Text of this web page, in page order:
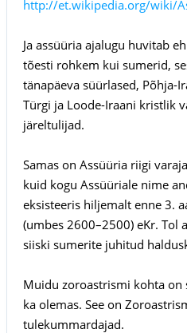
http://et.wikipedia.org/wiki/
Ja assüüria ajalugu huvitab
tõesti rohkem kui sumerid,
tänapäeva süürlased, Põhja-
Türgi ja Loode-Iraani kristlik
järeltulijad.
Samas on Assüüria riigi
kuid kogu Assüüriale nime
eksisteeris hiljemalt enne 3.
(umbes 2600–2500) eKr. Tol
siiski sumerite juhitud
Muidu zoroastrismi kohta on
ka olemas. See on
tulekummardajad.